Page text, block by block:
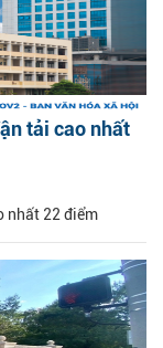
tải cao nhất
nhất 22 điểm